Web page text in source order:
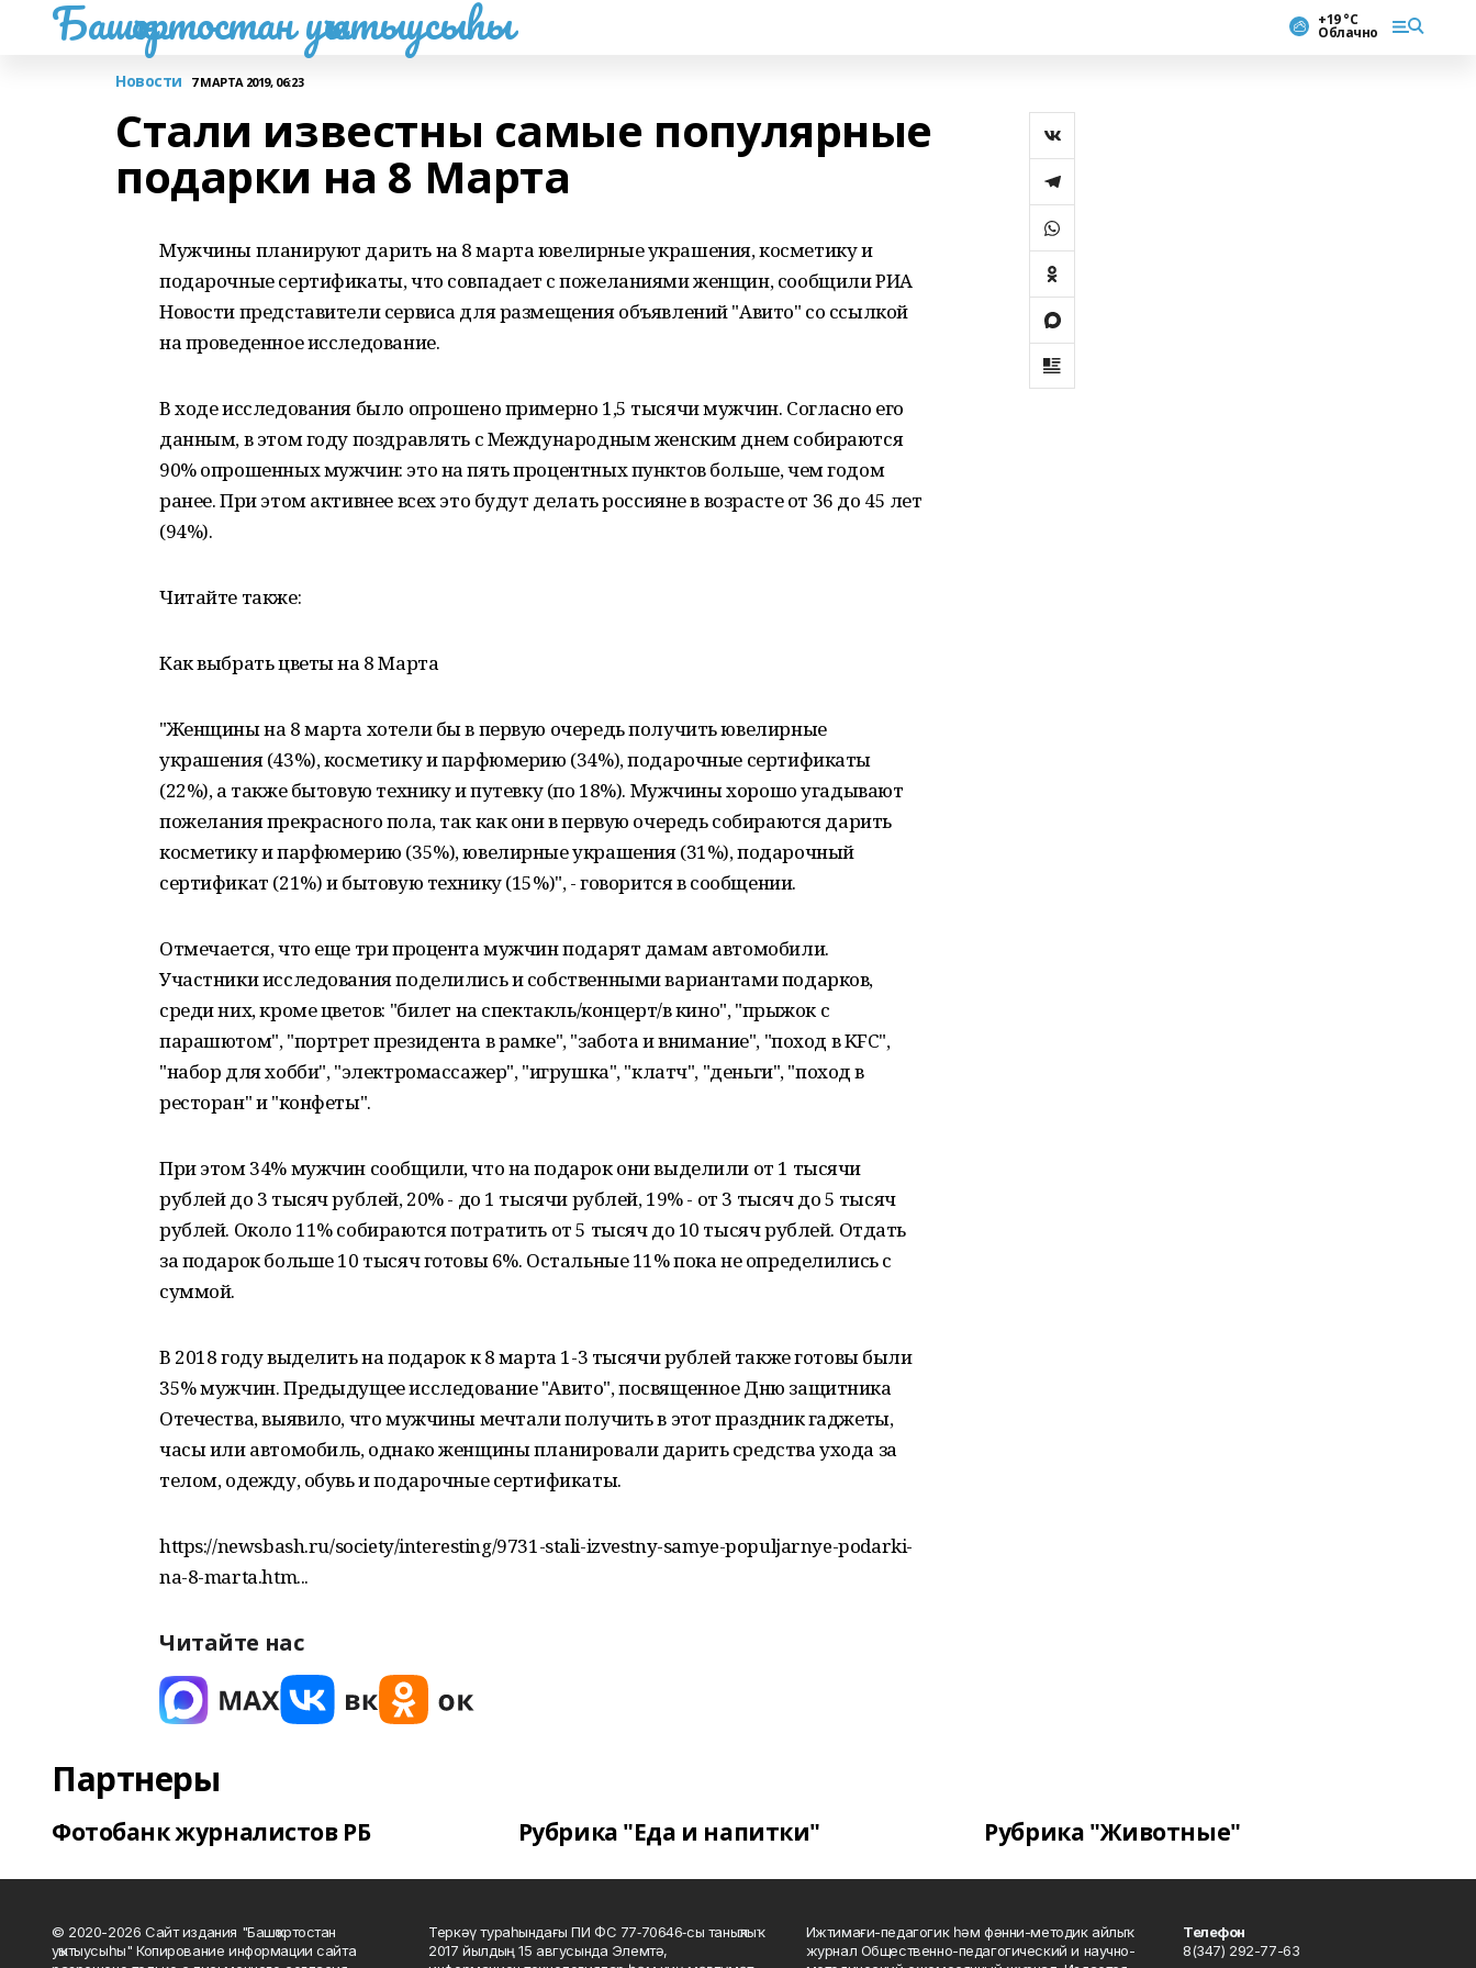
Башҡортостан уҡытыусыһы +19 °С
Облачно
Новости 7 МАРТА 2019, 06:23
Стали известны самые популярные
подарки на 8 Марта
Мужчины планируют дарить на 8 марта ювелирные украшения, косметику и
подарочные сертификаты, что совпадает с пожеланиями женщин, сообщили РИА
Новости представители сервиса для размещения объявлений "Авито" со ссылкой
на проведенное исследование.
В ходе исследования было опрошено примерно 1,5 тысячи мужчин. Согласно его
данным, в этом году поздравлять с Международным женским днем собираются
90% опрошенных мужчин: это на пять процентных пунктов больше, чем годом
ранее. При этом активнее всех это будут делать россияне в возрасте от 36 до 45 лет
(94%).
Читайте также:
Как выбрать цветы на 8 Марта
"Женщины на 8 марта хотели бы в первую очередь получить ювелирные
украшения (43%), косметику и парфюмерию (34%), подарочные сертификаты
(22%), а также бытовую технику и путевку (по 18%). Мужчины хорошо угадывают
пожелания прекрасного пола, так как они в первую очередь собираются дарить
косметику и парфюмерию (35%), ювелирные украшения (31%), подарочный
сертификат (21%) и бытовую технику (15%)", - говорится в сообщении.
Отмечается, что еще три процента мужчин подарят дамам автомобили.
Участники исследования поделились и собственными вариантами подарков,
среди них, кроме цветов: "билет на спектакль/концерт/в кино", "прыжок с
парашютом", "портрет президента в рамке", "забота и внимание", "поход в KFC",
"набор для хобби", "электромассажер", "игрушка", "клатч", "деньги", "поход в
ресторан" и "конфеты".
При этом 34% мужчин сообщили, что на подарок они выделили от 1 тысячи
рублей до 3 тысяч рублей, 20% - до 1 тысячи рублей, 19% - от 3 тысяч до 5 тысяч
рублей. Около 11% собираются потратить от 5 тысяч до 10 тысяч рублей. Отдать
за подарок больше 10 тысяч готовы 6%. Остальные 11% пока не определились с
суммой.
В 2018 году выделить на подарок к 8 марта 1-3 тысячи рублей также готовы были
35% мужчин. Предыдущее исследование "Авито", посвященное Дню защитника
Отечества, выявило, что мужчины мечтали получить в этот праздник гаджеты,
часы или автомобиль, однако женщины планировали дарить средства ухода за
телом, одежду, обувь и подарочные сертификаты.
https://newsbash.ru/society/interesting/9731-stali-izvestny-samye-populjarnye-podarki-
na-8-marta.htm...
Читайте нас
Партнеры
Фотобанк журналистов РБ Рубрика "Еда и напитки" Рубрика "Животные"
© 2020-2026 Сайт издания "Башҡортостан
уҡытыусыһы" Копирование информации сайта
Теркәү тураһындағы ПИ ФС 77‑70646‑сы таныҡлыҡ
2017 йылдың 15 авгусында Элемтә,
Ижтимағи-педагогик һәм фәнни-методик айлыҡ
журнал Общественно-педагогический и научно-
Телефон
8(347) 292-77-63